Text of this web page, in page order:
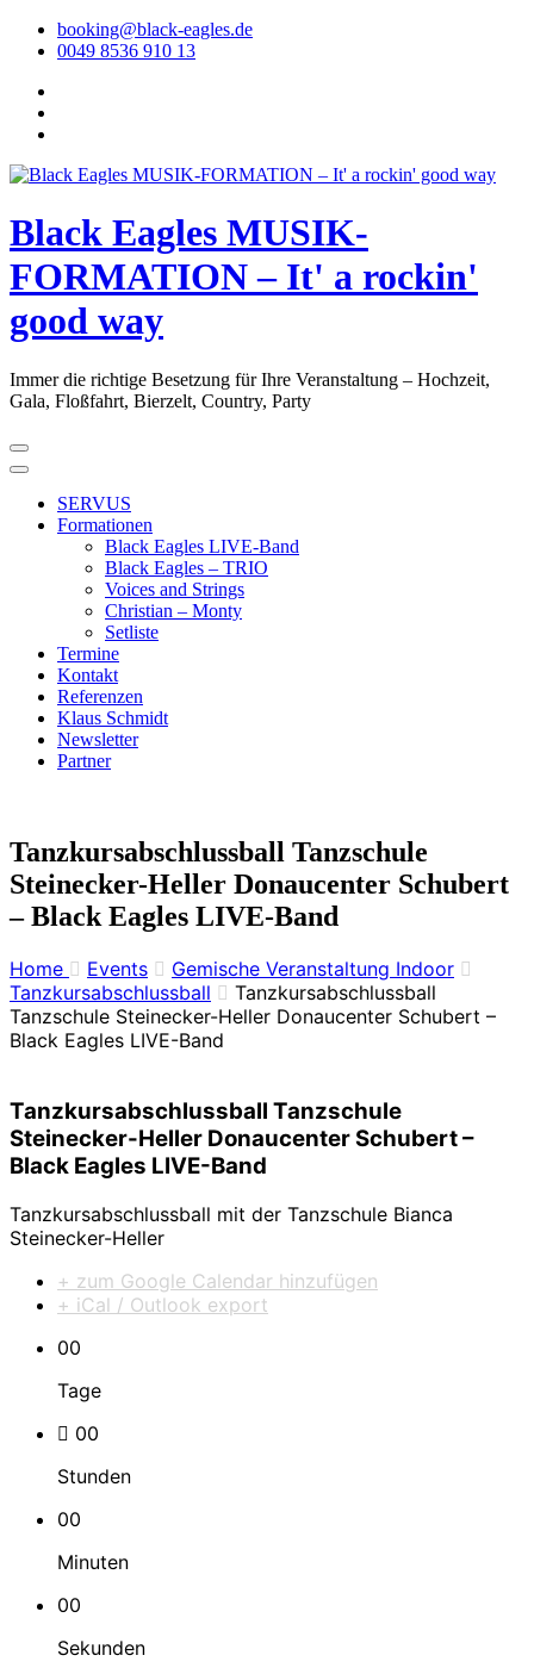
Skip
booking@black-eagles.de
0049 8536 910 13
Black Eagles MUSIK-
FORMATION – It' a rockin'
good way
Immer die richtige Besetzung für Ihre Veranstaltung – Hochzeit,
Gala, Floßfahrt, Bierzelt, Country, Party
SERVUS
Formationen
Black Eagles LIVE-Band
Black Eagles – TRIO
Voices and Strings
Christian – Monty
Setliste
Termine
Kontakt
Referenzen
Klaus Schmidt
Newsletter
Partner
Tanzkursabschlussball Tanzschule
Steinecker-Heller Donaucenter Schubert
– Black Eagles LIVE-Band
Home Events
Gemische Veranstaltung Indoor
Tanzkursabschlussball
Tanzkursabschlussball
Tanzschule Steinecker-Heller Donaucenter Schubert –
Black Eagles LIVE-Band
Tanzkursabschlussball Tanzschule
Steinecker-Heller Donaucenter Schubert –
Black Eagles LIVE-Band
Tanzkursabschlussball mit der Tanzschule Bianca
Steinecker-Heller
+ zum Google Calendar hinzufügen
+ iCal / Outlook export
00
Tage
00
Stunden
00
Minuten
00
Sekunden